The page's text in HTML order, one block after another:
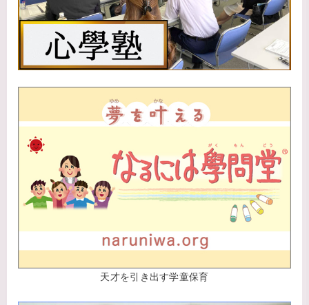
天才を引き出す学童保育